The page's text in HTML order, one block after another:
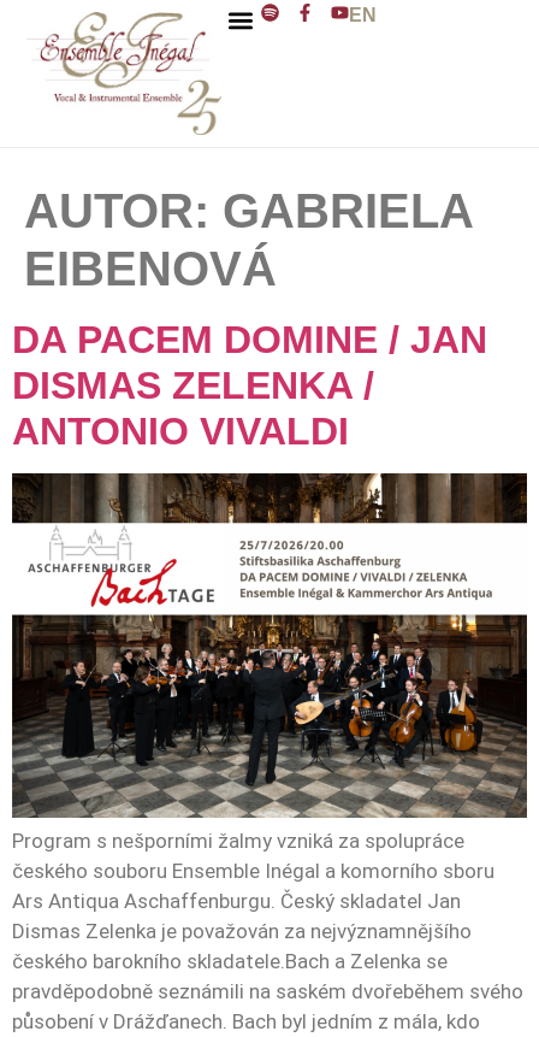
EN
AUTOR: GABRIELA
EIBENOVÁ
DA PACEM DOMINE / JAN
DISMAS ZELENKA /
ANTONIO VIVALDI
Program s nešporními žalmy vzniká za spolupráce
českého souboru Ensemble Inégal a komorního sboru
Ars Antiqua Aschaffenburgu. Český skladatel Jan
Dismas Zelenka je považován za nejvýznamnějšího
českého barokního skladatele.Bach a Zelenka se
pravděpodobně seznámili na saském dvořeběhem svého
působení v Drážďanech. Bach byl jedním z mála, kdo